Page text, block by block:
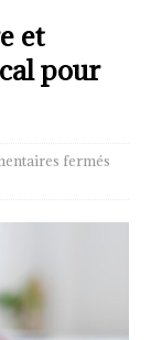
et
pour
fermés